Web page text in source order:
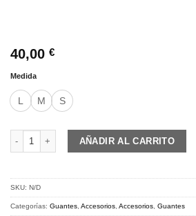
40,00 €
Medida
L M S
7IDP GUANTES PROJECT cantidad
AÑADIR AL CARRITO
SKU: N/D
Categorías: Guantes Accesorios Accesorios Guantes